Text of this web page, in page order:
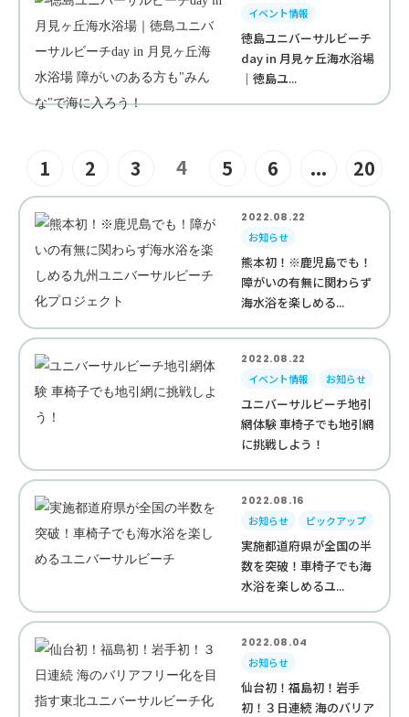
イベント情報
徳島ユニバーサルビーチ
day in 月見ヶ丘海水浴場
｜徳島ユ...
1 2 3 4 5 6 ... 20
2022.08.22
お知らせ
熊本初！※鹿児島でも！
障がいの有無に関わらず
海水浴を楽しめる...
2022.08.22
イベント情報
お知らせ
ユニバーサルビーチ地引
網体験 車椅子でも地引網
に挑戦しよう！
2022.08.16
お知らせ
ピックアップ
実施都道府県が全国の半
数を突破！車椅子でも海
水浴を楽しめるユ...
2022.08.04
お知らせ
仙台初！福島初！岩手
初！３日連続 海のバリア